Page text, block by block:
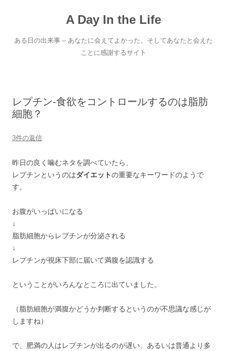
へ
ス
A Day In the Life
ある日の出来事 – あなたに会えてよかった。そしてあなたと会えた
ことに感謝するサイト
レプチン-食欲をコントロールするのは脂肪
細胞？
3件の返信
昨日の良く噛むネタを調べていたら、
レプチンというのはダイエットの重要なキーワードのようで
す。
お腹がいっぱいになる
↓
脂肪細胞からレプチンが分泌される
↓
レプチンが視床下部に届いて満腹を認識する
ということがいろんなところに出ていました。
（脂肪細胞が満腹かどうか判断するというのが不思議な感じが
しますね）
で、肥満の人はレプチンが出るのが遅い、あるいは普通より多